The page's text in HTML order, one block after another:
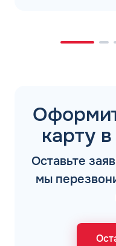
карту
Оставьте
мы